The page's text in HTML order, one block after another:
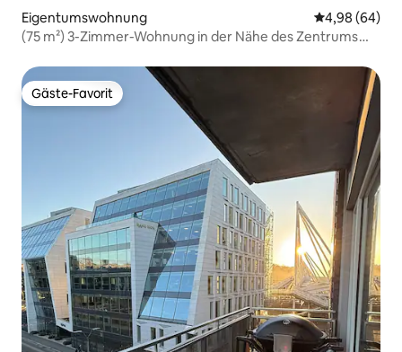
Eigentumswohnung
4,98 (64)
(75 m²) 3-Zimmer-Wohnung in der Nähe des Zentrums
Gäste-Favorit
Gäste-Favorit